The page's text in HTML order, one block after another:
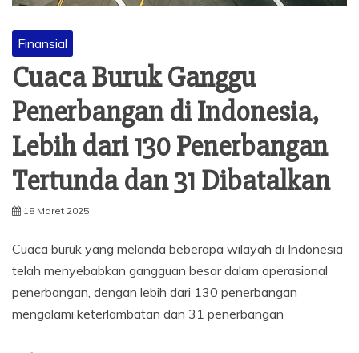
Finansial
Cuaca Buruk Ganggu
Penerbangan di Indonesia,
Lebih dari 130 Penerbangan
Tertunda dan 31 Dibatalkan
18 Maret 2025
Cuaca buruk yang melanda beberapa wilayah di Indonesia
telah menyebabkan gangguan besar dalam operasional
penerbangan, dengan lebih dari 130 penerbangan
mengalami keterlambatan dan 31 penerbangan